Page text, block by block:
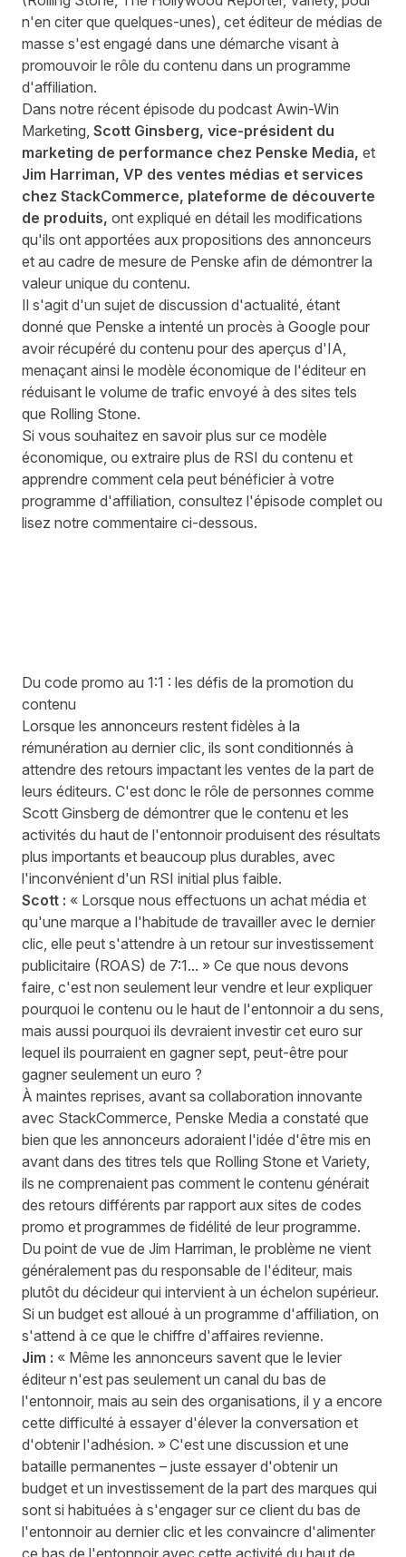
n'en citer que quelques-unes), cet éditeur de médias de
masse s'est engagé dans une démarche visant à
promouvoir le rôle du contenu dans un programme
d'affiliation.
Dans notre récent épisode du podcast Awin-Win
Marketing, Scott Ginsberg, vice-président du
marketing de performance chez Penske Media, et
Jim Harriman, VP des ventes médias et services
chez StackCommerce, plateforme de découverte
de produits, ont expliqué en détail les modifications
qu'ils ont apportées aux propositions des annonceurs
et au cadre de mesure de Penske afin de démontrer la
valeur unique du contenu.
Il s'agit d'un sujet de discussion d'actualité, étant
donné que Penske a intenté un procès à Google pour
avoir récupéré du contenu pour des aperçus d'IA,
menaçant ainsi le modèle économique de l'éditeur en
réduisant le volume de trafic envoyé à des sites tels
que Rolling Stone.
Si vous souhaitez en savoir plus sur ce modèle
économique, ou extraire plus de RSI du contenu et
apprendre comment cela peut bénéficier à votre
programme d'affiliation, consultez l'épisode complet ou
lisez notre commentaire ci-dessous.
Du code promo au 1:1 : les défis de la promotion du
contenu
Lorsque les annonceurs restent fidèles à la
rémunération au dernier clic, ils sont conditionnés à
attendre des retours impactant les ventes de la part de
leurs éditeurs. C'est donc le rôle de personnes comme
Scott Ginsberg de démontrer que le contenu et les
activités du haut de l'entonnoir produisent des résultats
plus importants et beaucoup plus durables, avec
l'inconvénient d'un RSI initial plus faible.
Scott : « Lorsque nous effectuons un achat média et
qu'une marque a l'habitude de travailler avec le dernier
clic, elle peut s'attendre à un retour sur investissement
publicitaire (ROAS) de 7:1... » Ce que nous devons
faire, c'est non seulement leur vendre et leur expliquer
pourquoi le contenu ou le haut de l'entonnoir a du sens,
mais aussi pourquoi ils devraient investir cet euro sur
lequel ils pourraient en gagner sept, peut-être pour
gagner seulement un euro ?
À maintes reprises, avant sa collaboration innovante
avec StackCommerce, Penske Media a constaté que
bien que les annonceurs adoraient l'idée d'être mis en
avant dans des titres tels que Rolling Stone et Variety,
ils ne comprenaient pas comment le contenu générait
des retours différents par rapport aux sites de codes
promo et programmes de fidélité de leur programme.
Du point de vue de Jim Harriman, le problème ne vient
généralement pas du responsable de l'éditeur, mais
plutôt du décideur qui intervient à un échelon supérieur.
Si un budget est alloué à un programme d'affiliation, on
s'attend à ce que le chiffre d'affaires revienne.
Jim : « Même les annonceurs savent que le levier
éditeur n'est pas seulement un canal du bas de
l'entonnoir, mais au sein des organisations, il y a encore
cette difficulté à essayer d'élever la conversation et
d'obtenir l'adhésion. » C'est une discussion et une
bataille permanentes – juste essayer d'obtenir un
budget et un investissement de la part des marques qui
sont si habituées à s'engager sur ce client du bas de
l'entonnoir au dernier clic et les convaincre d'alimenter
ce bas de l'entonnoir avec cette activité du haut de